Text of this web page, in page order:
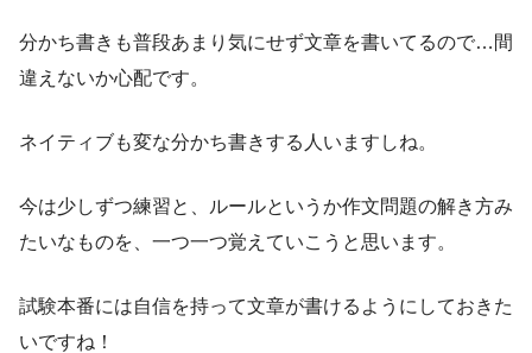
分かち書きも普段あまり気にせず文章を書いてるので…間
違えないか心配です。
ネイティブも変な分かち書きする人いますしね。
今は少しずつ練習と、ルールというか作文問題の解き方み
たいなものを、一つ一つ覚えていこうと思います。
試験本番には自信を持って文章が書けるようにしておきた
いですね！